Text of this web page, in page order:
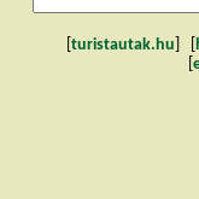
turistautak.hu